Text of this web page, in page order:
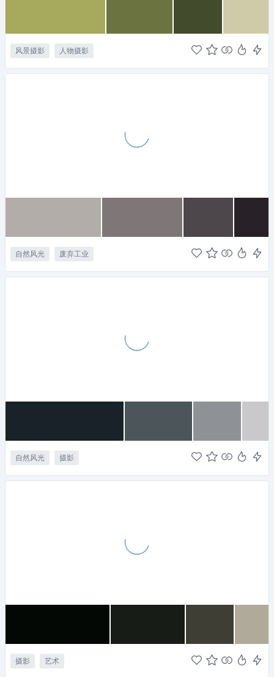
风景摄影 人物摄影
自然风光 废弃工业
自然风光 摄影
摄影 艺术